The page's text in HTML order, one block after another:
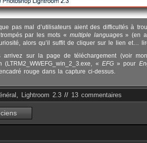
pas mal d’utilisateurs aient des difficultés à
par les mots « multiple languages » (en
alors qu’il suffit de cliquer sur le lien et…
arrivez sur la page de téléchargement (voir
(LTRM2_WWEFG_win_2_3.exe, « EFG» pour
rouge dans la capture ci-dessus.
, Lightroom 2.3 // 13 commentaires